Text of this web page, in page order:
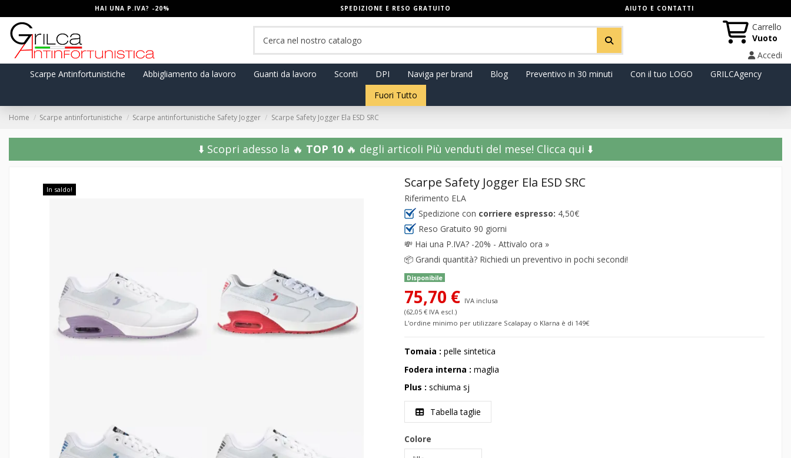
HAI UNA P.IVA? -20% SPEDIZIONE E RESO GRATUITO AIUTO E CONTATTI
Carrello
Vuoto
Accedi
Scarpe Antinfortunistiche
Abbigliamento da lavoro Guanti da lavoro Sconti DPI Naviga per brand Blog Preventivo in 30 minuti Con il tuo LOGO
GRILCAgency
Fuori Tutto
Home Scarpe antinfortunistiche Scarpe antinfortunistiche Safety Jogger Scarpe Safety Jogger Ela ESD SRC
⬇️ Scopri adesso la 🔥 TOP 10🔥 degli articoli Più venduti del mese!️ Clicca qui ⬇️
In saldo! Scarpe Safety Jogger Ela ESD SRC
Riferimento ELA
Spedizione con corriere espresso: 4,50€
Reso Gratuito 90 giorni
💸 Hai una P.IVA? -20% - Attivalo ora »
📦 Grandi quantità? Richiedi un preventivo in pochi secondi!
Disponibile
75,70 € IVA inclusa
(62,05 € IVA escl.)
L'ordine minimo per utilizzare Scalapay o Klarna è di 149€
Tomaia : pelle sintetica
Fodera interna : maglia
Plus : schiuma sj
Tabella taglie
Colore